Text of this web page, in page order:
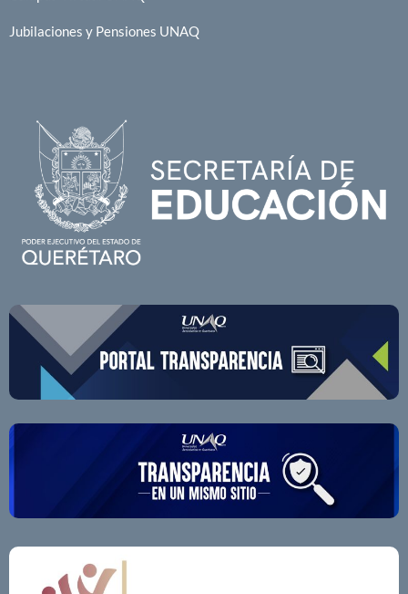
Jubilaciones y Pensiones UNAQ